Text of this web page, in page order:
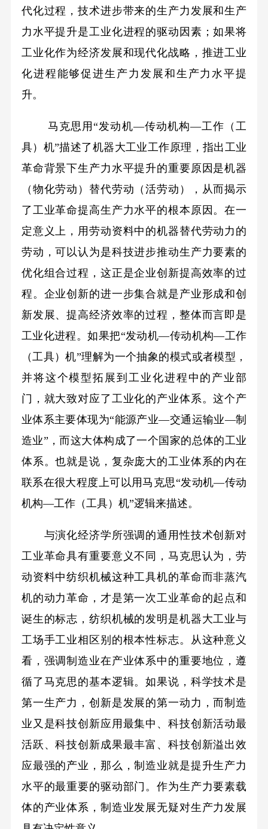
代化过程，技术进步带来的生产力发展和生产
力水平提升是工业化进程的驱动因素；如果将
工业化作为经济发展和现代化战略，推进工业
化进程能够促进生产力发展和生产力水平提
升。
马克思用“发动机—传动机构—工作（工
具）机”描述了机器大工业工作原理，指出工业
革命背景下生产力水平提升的重要原因是机器
（物化劳动）替代劳动（活劳动），从而揭示
了工业革命提高生产力水平的根本原因。在一
定意义上，用劳动资料中的机器替代劳动力的
劳动，可以认为是科技进步推动生产力要素的
优化组合过程，这正是企业创新提高效率的过
程。企业创新的进一步集合就是产业形成和创
新发展、提高经济效率的过程，整体而言即是
工业化进程。如果把“发动机—传动机构—工作
（工具）机”理解为一个抽象的模式或者模型，
并将这个模型拓展到工业化进程中的产业部
门，就大致对应了工业化的产业体系。这个产
业体系主要体现为“能源产业—交通运输业—制
造业”，而这大体构成了一个国家的总体的工业
体系。也就是说，复杂庞大的工业体系的内在
联系在很大程度上可以用马克思“发动机—传动
机构—工作（工具）机”逻辑来描述。
与演化经济学所强调的通用性技术创新对
工业革命具有重要意义不同，马克思认为，劳
动资料中纺织机械这种工具机的革命而非蒸汽
机的动力革命，才是第一次工业革命的起点和
诞生的标志，纺织机械的发明是机器大工业与
工场手工业相区别的根本性标志。从这种意义
看，强调制造业在产业体系中的重要地位，遵
循了马克思的基本逻辑。如果说，科学技术是
第一生产力，创新是发展的第一动力，而制造
业又是科技创新应用最集中、科技创新活动最
活跃、科技创新成果最丰富、科技创新溢出效
应最强的产业，那么，制造业就是提升生产力
水平的最重要的驱动部门。作为生产力要素载
体的产业体系，制造业发展无疑对生产力发展